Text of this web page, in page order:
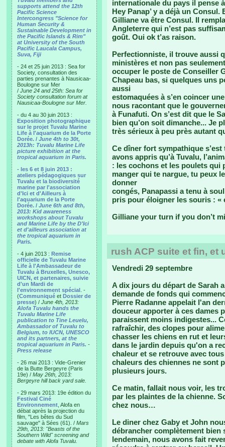
supports attend the 12th
Pacific Science
Intercongress "Science for
Human Security &
Sustainable Development in
the Pacific Islands & Rim"
at University of the South
Pacific Laucala Campus,
Suva, Fiji
- 24 et 25 juin 2013 : Sea for
Society, consultation des
parties prenantes à Nausicaa-
Boulogne sur Mer
/ June 24 and 25th: Sea for
Society consultation forum at
Nausicaa-Boulogne sur Mer.
- du 4 au 30 juin 2013 :
Exposition photographique
sur le projet Tuvalu Marine
Life à l'aquarium de la Porte
Dorée. / June 4th to 30t,
2013h: Tuvalu Marine Life
picture exhibition at the
tropical aquarium in Paris.
- les 6 et 8 juin 2013 :
ateliers pédagogiques sur
Tuvalu et la biodiversité
marine par l'association
d'Ici et d'Ailleurs à
l'aquarium de la Porte
Dorée. / June 6th and 8th,
2013: Kid awareness
workshops about Tuvalu
and Marine Life by the D'Ici
et d'ailleurs association at
the tropical aquarium in
Paris.
- 4 juin 2013 : Remise
officielle de Tuvalu Marine
Life à l'Ambassadeur de
Tuvalu à Bruxelles, Unesco,
UICN, et partenaires, suivie
d'un Mardi de
l'environnement spécial . -
(Communiqué et Dossier de
presse) / June 4th, 2013:
Alofa Tuvalu hands the
Tuvalu Marine Life
publication to Tine Leuelu,
Ambassador of Tuvalu to
Belgium, to IUCN, UNESCO
and its partners, at the
tropical aquarium in Paris. -
Press release
- 26 mai 2013 : Vide-Grenier
de la Butte Bergeyre (Paris
19e) / May 26th, 2013:
Bergeyre hill back yard sale.
- 29 mars 2013: 19e édition du
Festival Ciné
Environnement , Alofa en
débat après la projection du
film, "Les bêtes du Sud
sauvage" à Sées (61). / Mars
29th, 2013: "Beasts of the
Southern Wild" screening and
debate with Alofa Tuvalu.
internationale du pays il pense
Hey Panap’ y a déjà un
Gilliane va être Consul. Il
Angleterre qui n’est pas
goût. Oui ok t’as raison.
Perfectionniste, il trouve aussi
ministères et non pas
occuper le poste de Conseiller
Chapeau bas, si quelques uns
aussi
estomaquées à s’en coincer
nous racontant que le
à Funafuti. On s’est dit que le
bien qu’on soit dimanche... Je
très sérieux à peu près autant
Ce dîner fort sympathique
avons appris qu’à Tuvalu,
: les cochons et les poulets qui
manger qui te nargue, tu peux
donner
congés, Panapassi a tenu à
pris pour éloigner les souris : «
Gilliane your turn if you don’t
rush ACP suite et fin, et
Vendredi 29 septembre
A dix jours du départ de Sarah
demande de fonds qui
Pierre Radanne appelait l'an
douceur apporter à ces dames
paraissent moins indigestes...
rafraîchir, des clopes pour
chasser les chiens en rut et
dans le jardin depuis qu'on a
chaleur et se retrouve avec
chaleurs des chiennes ne sont
plusieurs jours.
Ce matin, fallait nous voir, les
par les plaintes de la chienne.
chez nous…
Le diner chez Gaby et John
débrancher complètement bien
lendemain, nous avons fait